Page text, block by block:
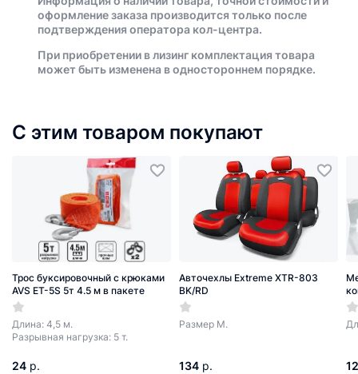
оформление заказа производится только после
подтверждения оператора кол-центра.
При приобретении в лизинг комплектация товара
может быть изменена в одностороннем порядке.
С этим товаром покупают
Трос буксировочный с крюками
AVS ET-5S 5т 4.5 м в пакете
Длина: 4,5 м.
Разрывная нагрузка: 5 т.
24 р.
Авточехлы Extreme XTR-803
BK/RD
Размер М.
134 р. 12